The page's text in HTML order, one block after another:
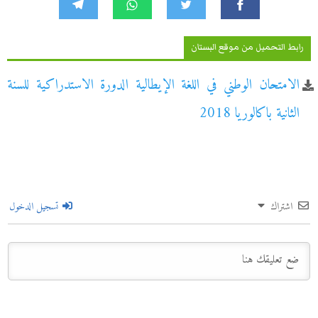
رابط التحميل من موقع البستان
الامتحان الوطني في اللغة الإيطالية الدورة الاستدراكية للسنة
الثانية باكالوريا 2018
اشتراك تسجيل الدخول